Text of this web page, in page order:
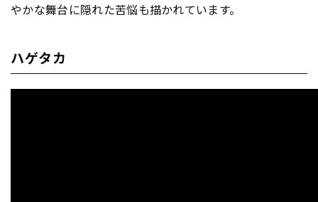
やかな舞台に隠れた苦悩も描かれています。
ハゲタカ